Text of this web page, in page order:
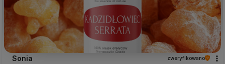
Sonia zweryfikowano